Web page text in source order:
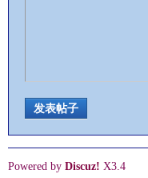
发表帖子
Powered by Discuz! X3.4